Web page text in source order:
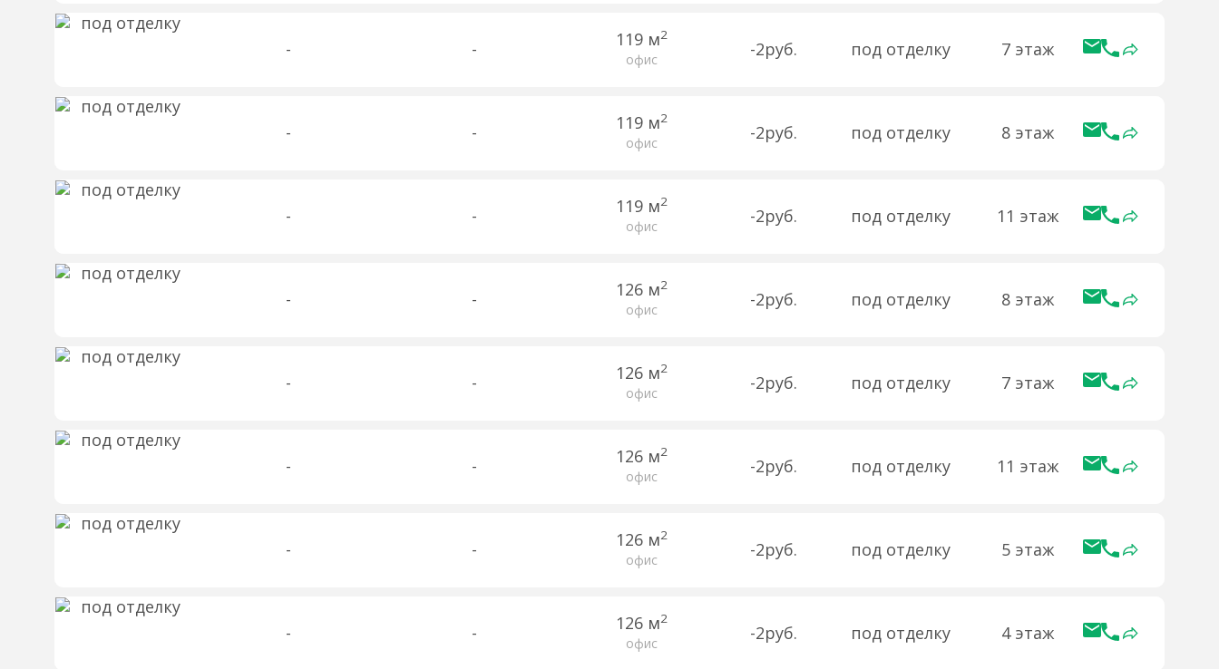
- - 119 м2
офис -2руб. под отделку 7 этаж
- - 119 м2
офис -2руб. под отделку 8 этаж
- - 119 м2
офис -2руб. под отделку 11 этаж
- - 126 м2
офис -2руб. под отделку 8 этаж
- - 126 м2
офис -2руб. под отделку 7 этаж
- - 126 м2
офис -2руб. под отделку 11 этаж
- - 126 м2
офис -2руб. под отделку 5 этаж
- - 126 м2
офис -2руб. под отделку 4 этаж